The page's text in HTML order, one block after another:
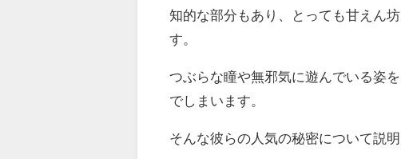
知的な部分もあり、とっても甘えん
す。
つぶらな瞳や無邪気に遊んでいる姿
でしまいます。
そんな彼らの人気の秘密について説明